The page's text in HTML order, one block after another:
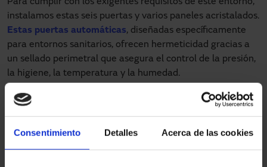
Consentimiento Detalles Acerca de las cookies
instalamos estas seis puertas y varios paneles acristalados.
Estas puertas automáticas, diseñadas específicamente
para entornos sanitarios, ofrecen hermeticidad gracias a
un sellado perimetral que asegura el control de la presión,
la higiene, la temperatura y la humedad.
La seguridad también fue un factor clave en este proyecto